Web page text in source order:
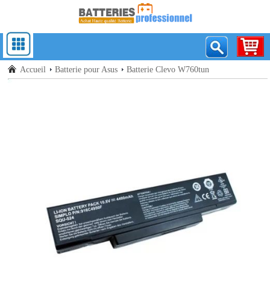
Accueil Batterie pour Asus Batterie Clevo W760tun